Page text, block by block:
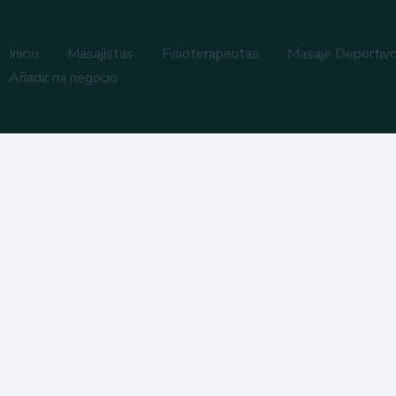
Inicio Masajistas Fisioterapeutas Masaje Deportivo
Añadir mi negocio